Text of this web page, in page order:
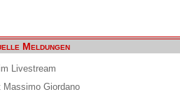
Meldungen
Livestream
Massimo Giordano